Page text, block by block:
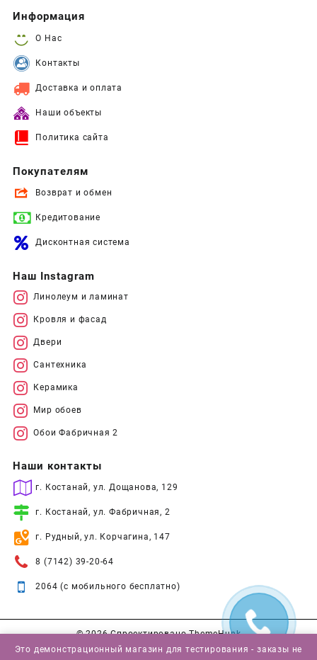
Информация
О Нас
Контакты
Доставка и оплата
Наши объекты
Политика сайта
Покупателям
Возврат и обмен
Кредитование
Дисконтная система
Наш Instagram
Линолеум и ламинат
Кровля и фасад
Двери
Сантехника
Керамика
Мир обоев
Обои Фабричная 2
Наши контакты
г. Костанай, ул. Дощанова, 129
г. Костанай, ул. Фабричная, 2
г. Рудный, ул. Корчагина, 147
8 (7142) 39-20-64
2064 (с мобильного бесплатно)
© 2026Спроектировано ThemeHunk
Это демонстрационный магазин для тестирования - заказы не